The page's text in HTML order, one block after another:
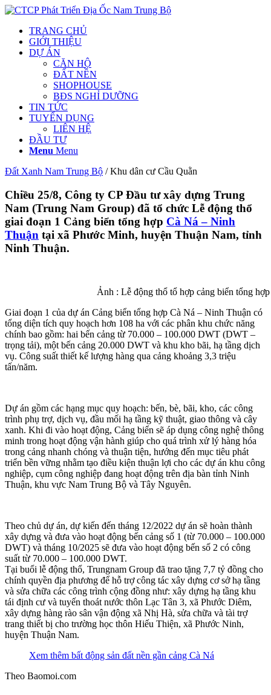
TRANG CHỦ
GIỚI THIỆU
DỰ ÁN
CĂN HỘ
ĐẤT NỀN
SHOPHOUSE
BĐS NGHỈ DƯỠNG
TIN TỨC
TUYỂN DỤNG
LIÊN HỆ
ĐẦU TƯ
Menu Menu
Đất Xanh Nam Trung Bộ /Khu dân cư Cầu Quằn
Chiều 25/8, Công ty CP Đầu tư xây dựng Trung
Nam (Trung Nam Group) đã tổ chức Lễ động thổ
giai đoạn 1 Cảng biển tổng hợp Cà Ná – Ninh
Thuận tại xã Phước Minh, huyện Thuận Nam, tỉnh
Ninh Thuận.
Ảnh : Lễ động thổ tổ hợp cảng biển tổng hợp Cà
Giai đoạn 1 của dự án Cảng biển tổng hợp Cà Ná – Ninh Thuận có
tổng diện tích quy hoạch hơn 108 ha với các phân khu chức năng
chính bao gồm: hai bến cảng từ 70.000 – 100.000 DWT (DWT –
trọng tải), một bến cảng 20.000 DWT và khu kho bãi, hạ tầng dịch
vụ. Công suất thiết kế lượng hàng qua cảng khoảng 3,3 triệu
tấn/năm.
Dự án gồm các hạng mục quy hoạch: bến, bè, bãi, kho, các công
trình phụ trợ, dịch vụ, đầu mối hạ tầng kỹ thuật, giao thông và cây
xanh. Khi đi vào hoạt động, Cảng biển sẽ áp dụng công nghệ thông
minh trong hoạt động vận hành giúp cho quá trình xử lý hàng hóa
trong cảng nhanh chóng và thuận tiện, hướng đến mục tiêu phát
triển bền vững nhằm tạo điều kiện thuận lợi cho các dự án khu công
nghiệp, cụm công nghiệp đang hoạt động trên địa bàn tỉnh Ninh
Thuận, khu vực Nam Trung Bộ và Tây Nguyên.
Theo chủ dự án, dự kiến đến tháng 12/2022 dự án sẽ hoàn thành
xây dựng và đưa vào hoạt động bến cảng số 1 (từ 70.000 – 100.000
DWT) và tháng 10/2025 sẽ đưa vào hoạt động bến số 2 có công
suất từ 70.000 – 100.000 DWT.
Tại buổi lễ động thổ, Trungnam Group đã trao tặng 7,7 tỷ đồng cho
chính quyền địa phương để hỗ trợ công tác xây dựng cơ sở hạ tầng
và sửa chữa các công trình cộng đồng như: xây dựng hạ tầng khu
tái định cư và tuyến thoát nước thôn Lạc Tân 3, xã Phước Diêm,
xây dựng hàng rào sân vận động xã Nhị Hà, sửa chữa và tài trợ
trang thiết bị cho trường học thôn Hiếu Thiện, xã Phước Ninh,
huyện Thuận Nam.
Xem thêm bất động sản đất nền gần cảng Cà Ná
Theo Baomoi.com